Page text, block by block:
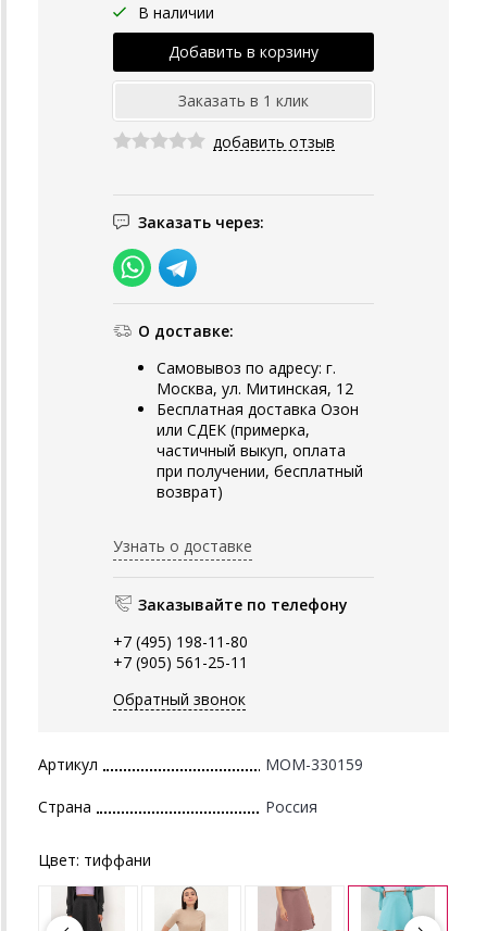
В наличии
добавить отзыв
Заказать через:
О доставке:
Самовывоз по адресу: г.
Москва, ул. Митинская, 12
Бесплатная доставка Озон
или СДЕК (примерка,
частичный выкуп, оплата
при получении, бесплатный
возврат)
Узнать о доставке
Заказывайте по телефону
+7 (495) 198-11-80
+7 (905) 561-25-11
Обратный звонок
Артикул MOM-330159
Страна Россия
Цвет: тиффани